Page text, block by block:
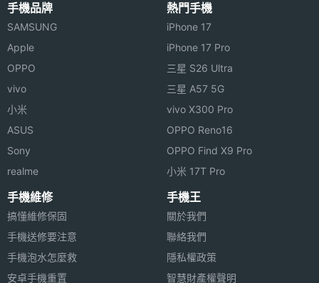
手機品牌
SAMSUNG
Apple
OPPO
vivo
小米
ASUS
Sony
realme
熱門手機
iPhone 17
iPhone 17 Pro
三星 S26 Ultra
三星 A57 5G
vivo X300 Pro
OPPO Reno16
OPPO Find X9 Pro
小米 17T Pro
手機維修
搞懂維修保固
手機送修要注意
手機泡水怎麼救
安卓手機重置
手機王
關於我們
聯絡我們
隱私權政策
智慧財產權聲明